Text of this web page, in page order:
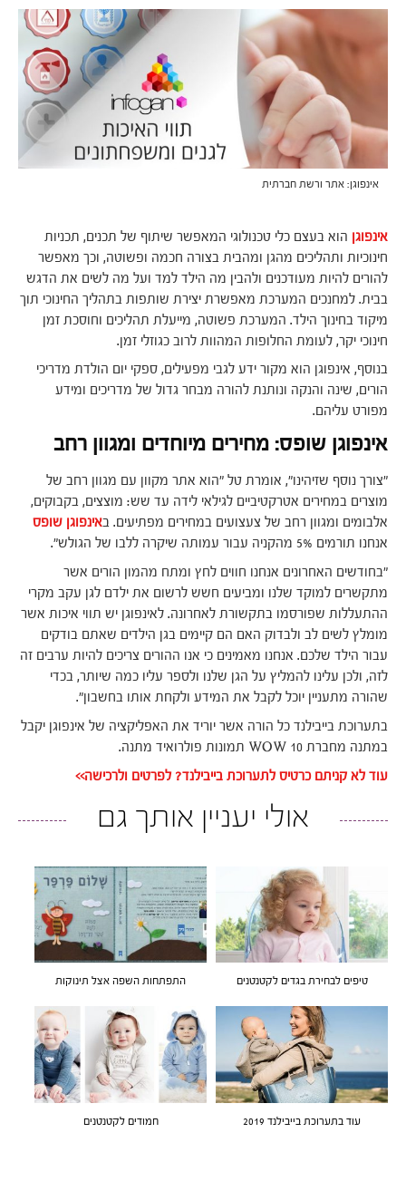
אינפוגן: אתר ורשת חברתית
אינפוגן הוא בעצם כלי טכנולוגי המאפשר שיתוף של תכנים, תכניות
חינוכיות ותהליכים מהגן ומהבית בצורה חכמה ופשוטה, וכך מאפשר
להורים להיות מעודכנים ולהבין מה הילד למד ועל מה לשים את הדגש
בבית. למחנכים המערכת מאפשרת יצירת שותפות בתהליך החינוכי תוך
מיקוד בחינוך הילד. המערכת פשוטה, מייעלת תהליכים וחוסכת זמן
חינוכי יקר, לעומת החלופות המהוות לרוב כגוזלי זמן.
בנוסף, אינפוגן הוא מקור ידע לגבי מפעילים, ספקי יום הולדת מדריכי
הורים, שינה והנקה ונותנת להורה מבחר גדול של מדריכים ומידע
מפורט עליהם.
אינפוגן שופס: מחירים מיוחדים ומגוון רחב
"צורך נוסף שזיהינו", אומרת טל "הוא אתר מקוון עם מגוון רחב של
מוצרים במחירים אטרקטיביים לגילאי לידה עד שש: מוצצים, בקבוקים,
אלבומים ומגוון רחב של צעצועים במחירים מפתיעים. באינפוגן שופס
אנחנו תורמים 5% מהקניה עבור עמותה שיקרה ללבו של הגולש".
"בחודשים האחרונים אנחנו חווים לחץ ומתח מהמון הורים אשר
מתקשרים למוקד שלנו ומביעים חשש לרשום את ילדם לגן עקב מקרי
ההתעללות שפורסמו בתקשורת לאחרונה. לאינפוגן יש תווי איכות אשר
מומלץ לשים לב ולבדוק האם הם קיימים בגן הילדים שאתם בודקים
עבור הילד שלכם. אנחנו מאמינים כי אנו ההורים צריכים להיות ערבים זה
לזה, ולכן עלינו להמליץ על הגן שלנו ולספר עליו כמה שיותר, בכדי
שהורה מתעניין יוכל לקבל את המידע ולקחת אותו בחשבון".
בתערוכת בייבילנד כל הורה אשר יוריד את האפליקציה של אינפוגן יקבל
במתנה מחברת WOW 10 תמונות פולרואיד מתנה.
עוד לא קניתם כרטיס לתערוכת בייבילנד? לפרטים ולרכישה>>
אולי יעניין אותך גם
טיפים לבחירת בגדים לקטנטנים התפתחות השפה אצל תינוקות
עוד בתערוכת בייבילנד 2019 חמודים לקטנטנים